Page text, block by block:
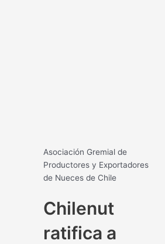
Asociación Gremial de
Productores y Exportadores
de Nueces de Chile
Chilenut
ratifica a